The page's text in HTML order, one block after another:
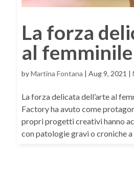
La forza
al femminile
byMartina Fontana | Aug 9, 2021 |
La forza delicata dell’arte al
Factory ha avuto come
propri progetti creativi hanno
con patologie gravi o croniche a